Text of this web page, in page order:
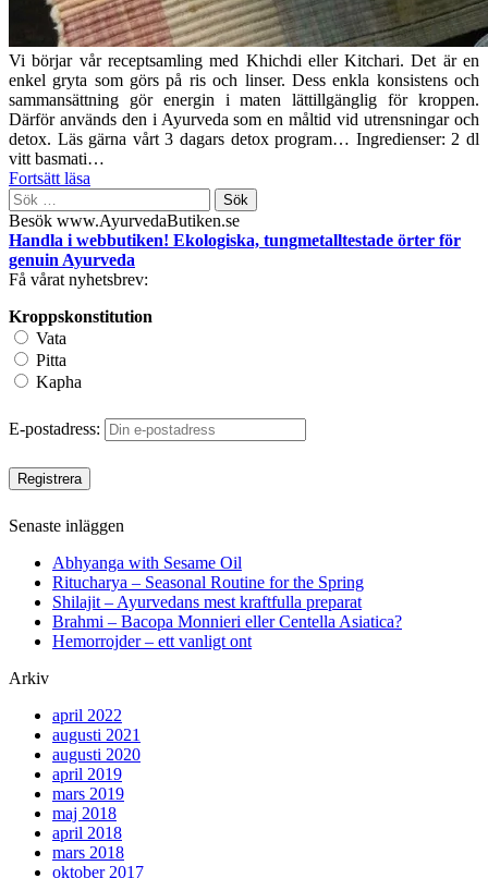
Vi börjar vår receptsamling med Khichdi eller Kitchari. Det är en
enkel gryta som görs på ris och linser. Dess enkla konsistens och
sammansättning gör energin i maten lättillgänglig för kroppen.
Därför används den i Ayurveda som en måltid vid utrensningar och
detox. Läs gärna vårt 3 dagars detox program… Ingredienser: 2 dl
vitt basmati…
Fortsätt läsa
Sök
efter:
Besök www.AyurvedaButiken.se
Handla i webbutiken! Ekologiska, tungmetalltestade örter för
genuin Ayurveda
Få vårat nyhetsbrev:
Kroppskonstitution
Vata
Pitta
Kapha
E-postadress:
Senaste inläggen
Abhyanga with Sesame Oil
Ritucharya – Seasonal Routine for the Spring
Shilajit – Ayurvedans mest kraftfulla preparat
Brahmi – Bacopa Monnieri eller Centella Asiatica?
Hemorrojder – ett vanligt ont
Arkiv
april 2022
augusti 2021
augusti 2020
april 2019
mars 2019
maj 2018
april 2018
mars 2018
oktober 2017